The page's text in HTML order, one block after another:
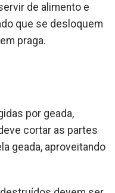
de alimento e
que se desloquem
praga.
por geada,
cortar as partes
geada, aproveitando